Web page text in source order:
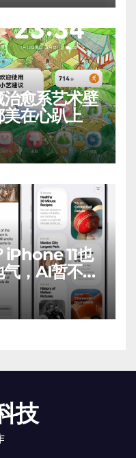
愈系艺术壁
在心趴上
iPhone 11也
，AI暂不支
技